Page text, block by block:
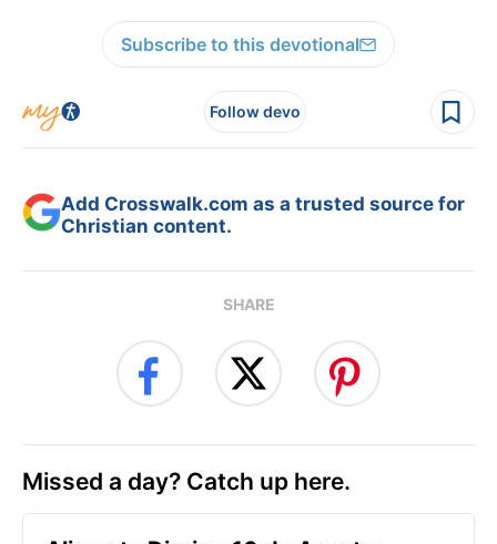
Subscribe to this devotional
Follow devo
Add Crosswalk.com as a trusted source for
Christian content.
SHARE
Missed a day? Catch up here.